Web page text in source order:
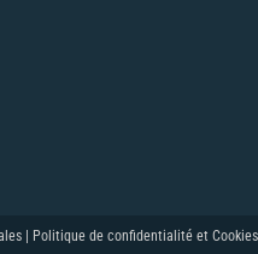
| Politique de confidentialité et Cookies